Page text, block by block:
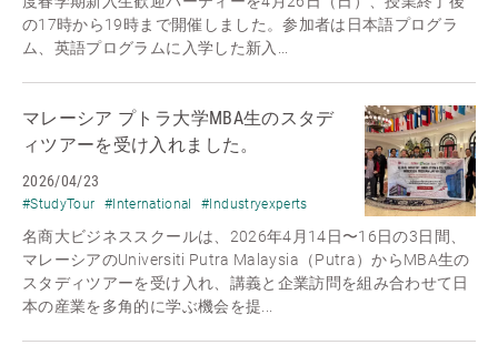
の17時から19時まで開催しました。参加者は日本語プログラ
ム、英語プログラムに入学した新入...
マレーシア プトラ大学MBA生のスタデ
ィツアーを受け入れました。
2026/04/23
#StudyTour #International #Industryexperts
名商大ビジネススクールは、2026年4月14日〜16日の3日間、
マレーシアのUniversiti Putra Malaysia（Putra）からMBA生の
スタディツアーを受け入れ、講義と企業訪問を組み合わせて日
本の産業を多角的に学ぶ機会を提...